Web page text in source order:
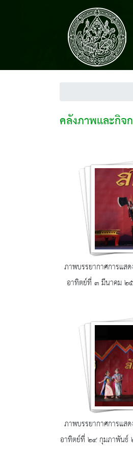
คลังภาพและกิจ
ภาพบรรยากาศการแ
อาทิตย์ที่ ๓ มีนาคม ๒
ภาพบรรยากาศการแ
อาทิตย์ที่ ๒๔ กุมภาพันธ์